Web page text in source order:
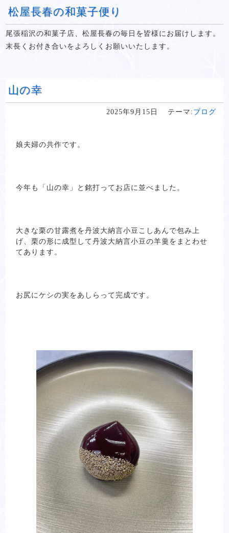
松屋長春の和菓子便り
尾張稲沢の和菓子店、松屋長春の毎日を皆様にお届けします。
末長くお付き合いをよろしくお願いいたします。
山の幸
2025年9月15日 テーマ: ブログ
娘夫婦の共作です。
今年も「山の幸」と銘打ってお店に並べました。
大きな栗の甘露煮を丹波大納言小豆こしあんで包み上
げ、栗の形に成型して丹波大納言小豆の羊羹をまとわせ
てあります。
お尻にケシの実をあしらって完成です。